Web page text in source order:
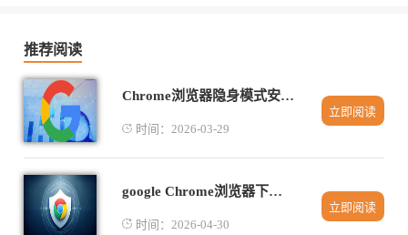
推荐阅读
Chrome浏览器隐身模式安全设置教程
时间：2026-03-29
立即阅读
google Chrome浏览器下载任务分类优化实践
时间：2026-04-30
立即阅读